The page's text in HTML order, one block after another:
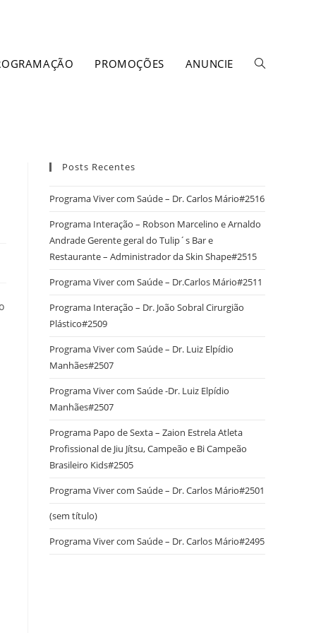
PROMOÇÕES ANUNCIE
Posts Recentes
Programa Viver com Saúde – Dr. Carlos Mário#2516
Programa Interação – Robson Marcelino e Arnaldo
Andrade Gerente geral do Tulip´s Bar e
Restaurante – Administrador da Skin Shape#2515
Programa Viver com Saúde – Dr.Carlos Mário#2511
Programa Interação – Dr. João Sobral Cirurgião
Plástico#2509
Programa Viver com Saúde – Dr. Luiz Elpídio
Manhães#2507
Programa Viver com Saúde -Dr. Luiz Elpídio
Manhães#2507
Programa Papo de Sexta – Zaion Estrela Atleta
Profissional de Jiu Jítsu, Campeão e Bi Campeão
Brasileiro Kids#2505
Programa Viver com Saúde – Dr. Carlos Mário#2501
(sem título)
Programa Viver com Saúde – Dr. Carlos Mário#2495